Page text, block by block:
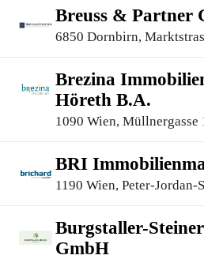
Breuss & Partner
6850 Dornbirn,
Brezina
Höreth B.A.
1090 Wien,
BRI
1190 Wien, Peter-Jordan-
Burgstaller-
GmbH